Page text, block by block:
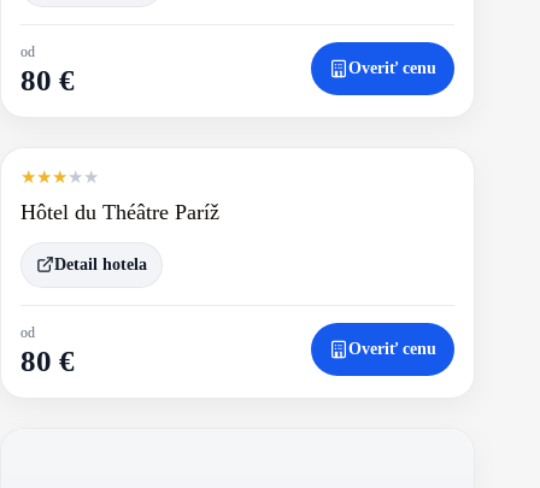
od
80 € Overiť cenu
★★★★★
Hôtel du Théâtre Paríž
Detail hotela
od
80 € Overiť cenu